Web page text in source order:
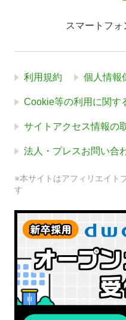
スマートフォ
利用規約 個人情報
Cookie等の利用に関す
サイトアクセス情報の
法人・プレスお問い合
※本サイトはアフィリエイト
す